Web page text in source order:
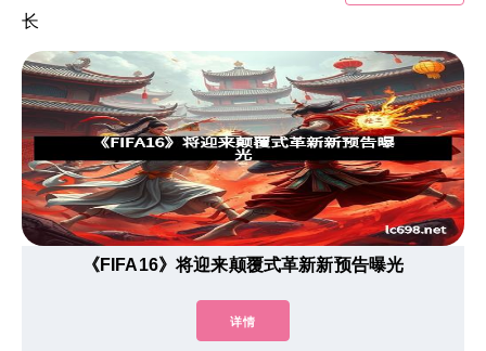
长
《FIFA16》将迎来颠覆式革新新预告曝光
详情